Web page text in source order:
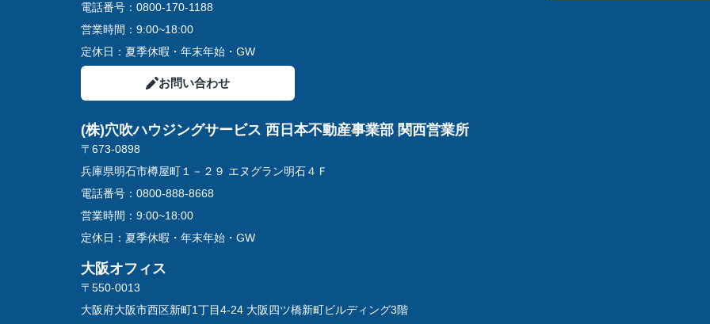
電話番号： 0800-170-1188
営業時間： 9:00~18:00
定休日： 夏季休暇・年末年始・GW
お問い合わせ
(株)穴吹ハウジングサービス 西日本不動産事業部 関西営業所
〒673-0898
兵庫県明石市樽屋町１－２９ エヌグラン明石４Ｆ
電話番号： 0800-888-8668
営業時間： 9:00~18:00
定休日： 夏季休暇・年末年始・GW
大阪オフィス
〒550-0013
大阪府大阪市西区新町1丁目4-24 大阪四ツ橋新町ビルディング3階